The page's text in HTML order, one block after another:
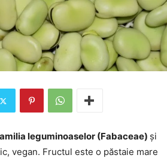
leguminoaselor (Fabaceae) și
vegan. Fructul este o păstaie mare